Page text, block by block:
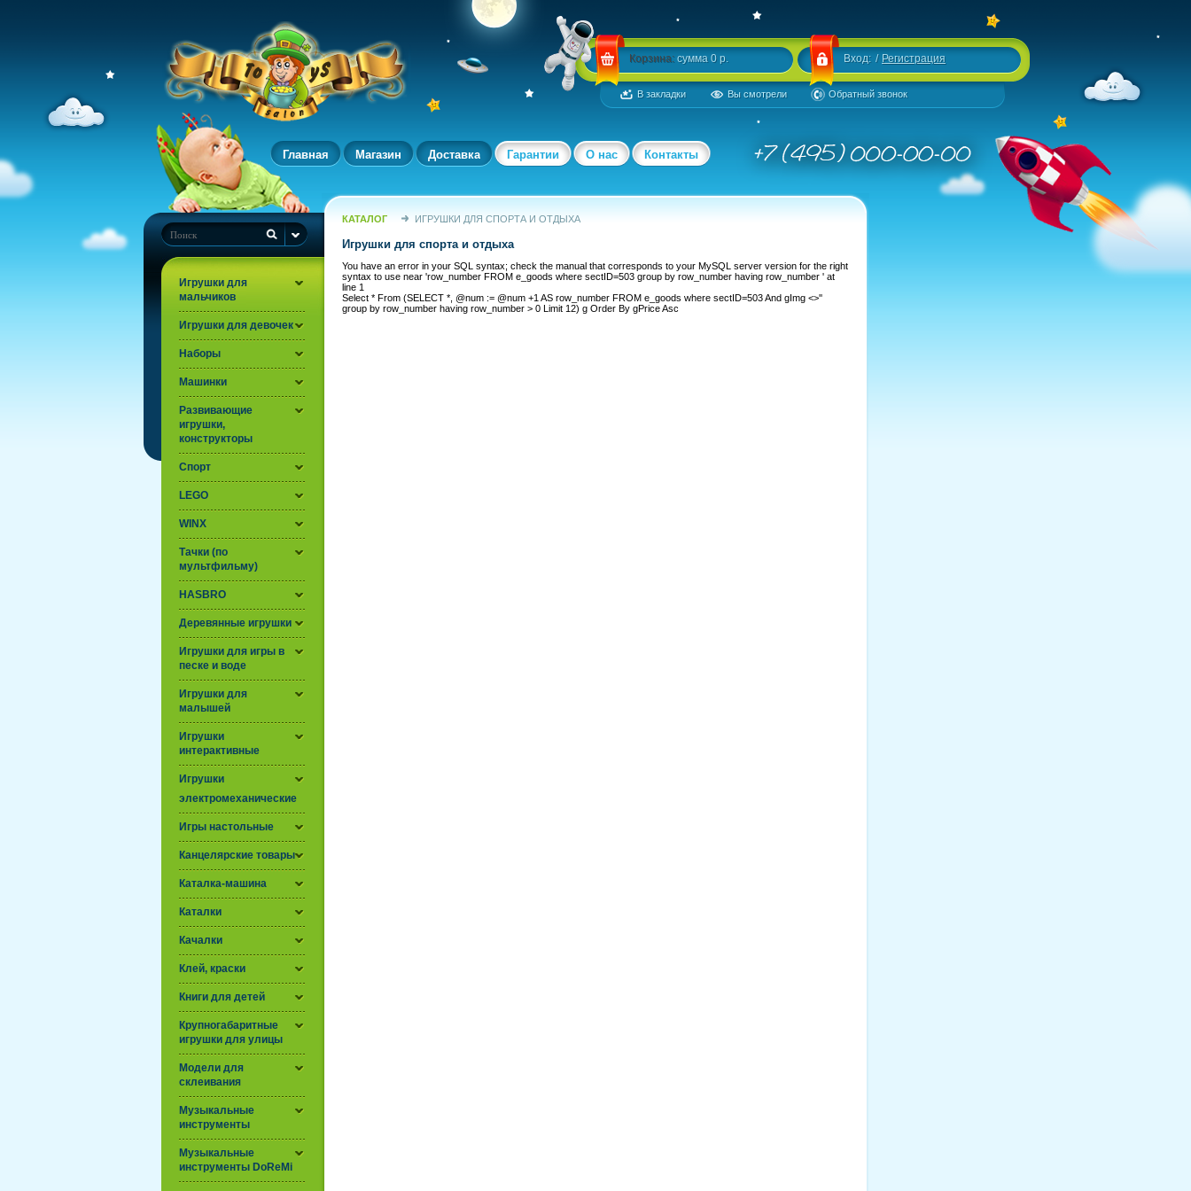
Корзина: сумма 0 р. Вход: / Регистрация
В закладки Вы смотрели Обратный звонок
Главная Магазин Доставка Гарантии О нас Контакты
Игрушки для
мальчиков
Игрушки для девочек
Наборы
Машинки
Развивающие
игрушки,
конструкторы
Спорт
LEGO
WINX
Тачки (по
мультфильму)
HASBRO
Деревянные игрушки
Игрушки для игры в
песке и воде
Игрушки для
малышей
Игрушки
интерактивные
Игрушки
электромеханические
Игры настольные
Канцелярские товары
Каталка-машина
Каталки
Качалки
Клей, краски
Книги для детей
Крупногабаритные
игрушки для улицы
Модели для
склеивания
Музыкальные
инструменты
Музыкальные
инструменты DoReMi
КАТАЛОГ ИГРУШКИ ДЛЯ СПОРТА И ОТДЫХА
Игрушки для спорта и отдыха
You have an error in your SQL syntax; check the manual that corresponds to your MySQL server version for the right
syntax to use near 'row_number FROM e_goods where sectID=503 group by row_number having row_number ' at
line 1
Select * From (SELECT *, @num := @num +1 AS row_number FROM e_goods where sectID=503 And gImg <>''
group by row_number having row_number > 0 Limit 12) g Order By gPrice Asc